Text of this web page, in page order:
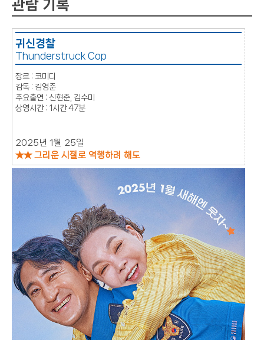
관람 기록
귀신경찰
Thunderstruck Cop
코미디
김영준
신현준, 김수미
1시간 47분
2025년 1월 25일
★★ 그리운 시절로 역행하려 해도